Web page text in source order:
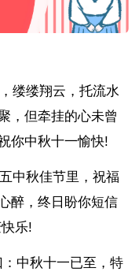
缕缕翔云，托流水
，但牵挂的心未曾
你中秋十一愉快!
中秋佳节里，祝福
醉，终日盼你短信
乐!
中秋十一已至，特